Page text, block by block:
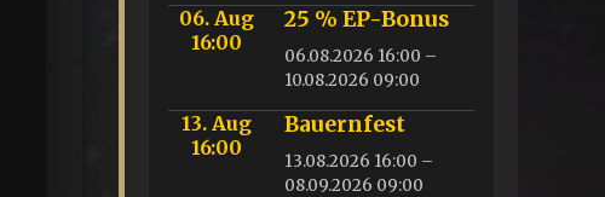
06. Aug
16:00
25 % EP-Bonus
06.08.2026 16:00 –
10.08.2026 09:00
13. Aug
16:00
Bauernfest
13.08.2026 16:00 –
08.09.2026 09:00